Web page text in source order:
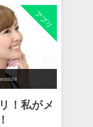
アプリ
！私がメ